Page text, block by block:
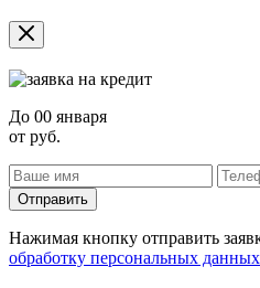
До 00 января
от руб.
Отправить
Нажимая кнопку отправить
обработку персональных данных